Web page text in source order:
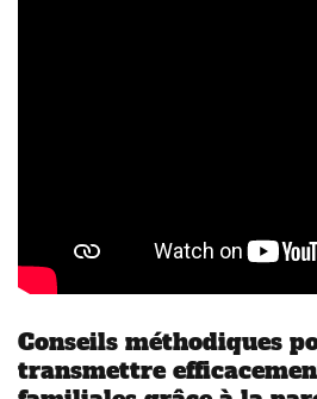
Conseils méthodiques
transmettre